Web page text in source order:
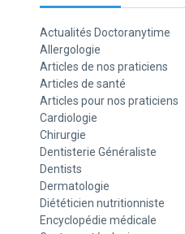
Actualités Doctoranytime
Allergologie
Articles de nos praticiens
Articles de santé
Articles pour nos praticiens
Cardiologie
Chirurgie
Dentisterie Généraliste
Dentists
Dermatologie
Diététicien nutritionniste
Encyclopédie médicale